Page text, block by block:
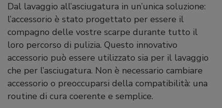
Dal lavaggio all’asciugatura in un’unica soluzione:
l’accessorio è stato progettato per essere il
compagno delle vostre scarpe durante tutto il
loro percorso di pulizia. Questo innovativo
accessorio può essere utilizzato sia per il lavaggio
che per l’asciugatura. Non è necessario cambiare
accessorio o preoccuparsi della compatibilità: una
routine di cura coerente e semplice.